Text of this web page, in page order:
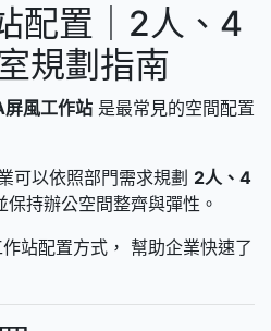
配置｜2人、4
規劃指南
屏風工作站 是最常見的空間配置
可以依照部門需求規劃 2人、4
保持辦公空間整齊與彈性。
站配置方式， 幫助企業快速了